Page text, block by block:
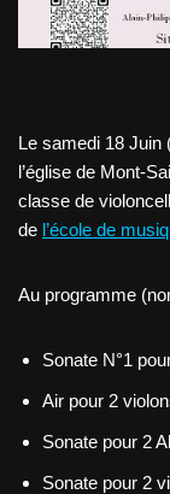
Le samedi 18 Juin
l’église de Mont-
classe de
de l’école de
Au programme
Sonate N°1
Air pour 2
Sonate pour 2
Sonate pour 2